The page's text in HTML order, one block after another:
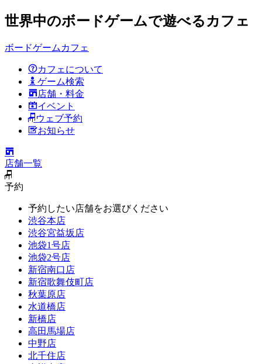
世界中のボードゲームで遊べるカフェ
ボードゲームカフェ
カフェについて
ゲーム検索
店舗・料金
イベント
ウェブ予約
お知らせ
店舗一覧
予約
予約したい店舗をお選びください
渋谷本店
渋谷宮益坂店
池袋1号店
池袋2号店
新宿南口店
新宿歌舞伎町店
秋葉原店
水道橋店
新橋店
高田馬場店
中野店
北千住店